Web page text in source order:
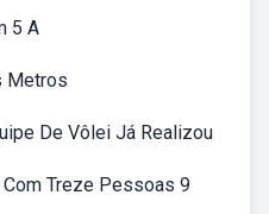
5 A
Metros
De Vôlei Já Realizou
Treze Pessoas 9